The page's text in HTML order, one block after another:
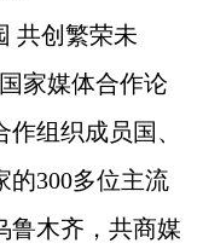
共创繁荣未
家媒体合作论
组织成员国、
的300多位主流
鲁木齐，共商媒